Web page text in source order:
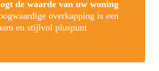
de waarde van uw woning
overkapping is een
en stijlvol pluspunt